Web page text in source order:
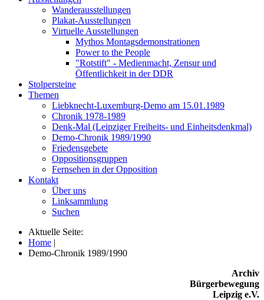
Wanderausstellungen
Plakat-Ausstellungen
Virtuelle Ausstellungen
Mythos Montagsdemonstrationen
Power to the People
"Rotstift" - Medienmacht, Zensur und
Öffentlichkeit in der DDR
Stolpersteine
Themen
Liebknecht-Luxemburg-Demo am 15.01.1989
Chronik 1978-1989
Denk-Mal (Leipziger Freiheits- und Einheitsdenkmal)
Demo-Chronik 1989/1990
Friedensgebete
Oppositionsgruppen
Fernsehen in der Opposition
Kontakt
Über uns
Linksammlung
Suchen
Aktuelle Seite:
Home |
Demo-Chronik 1989/1990
Archiv
Bürgerbewegung
Leipzig e.V.